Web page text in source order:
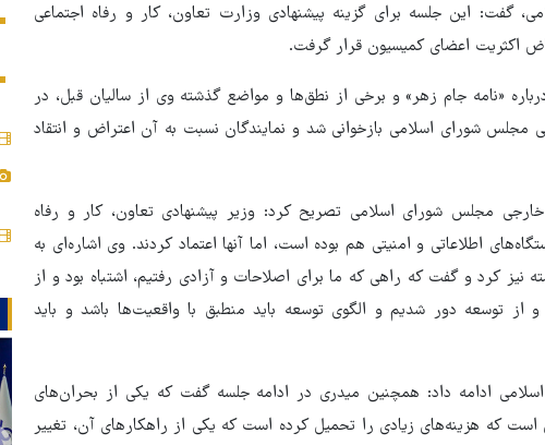
این جلسه برای گزینه پیشنهادی وزارت تعاون، کار و رفاه اجتماعی
اکثریت اعضای کمیسیون قرار گرفت.
«نامه جام زهر» و برخی از نطق‌ها و مواضع گذشته وی از سالیان قبل، در
شورای اسلامی بازخوانی شد و نمایندگان نسبت به آن اعتراض و انتقاد
مجلس شورای اسلامی تصریح کرد: وزیر پیشنهادی تعاون، کار و رفاه
اطلاعاتی و امنیتی هم بوده است، اما آنها اعتماد کردند. وی اشاره‌ای به
نیز کرد و گفت که راهی که ما برای اصلاحات و آزادی رفتیم، اشتباه بود و از
از توسعه دور شدیم و الگوی توسعه باید منطبق با واقعیت‌ها باشد و باید
ادامه داد: همچنین میدری در ادامه جلسه گفت که یکی از بحران‌های
که هزینه‌های زیادی را تحمیل کرده است که یکی از راهکارهای آن، تغییر